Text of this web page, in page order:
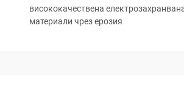
висококачествена
материали чрез ерозия